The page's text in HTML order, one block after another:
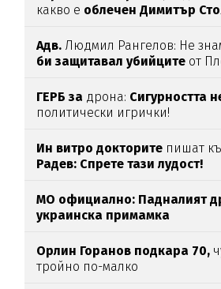
какво е облечен Димитър
Адв. Людмил Рангелов: Не
би защитавал убийците от
ГЕРБ за дрона: Сигурността
политически игрички!
Ин витро докторите пишат
Радев: Спрете тази лудост!
МО официално: Падналият
украинска примамка
Орлин Горанов подкара 70,
тройно по-малко